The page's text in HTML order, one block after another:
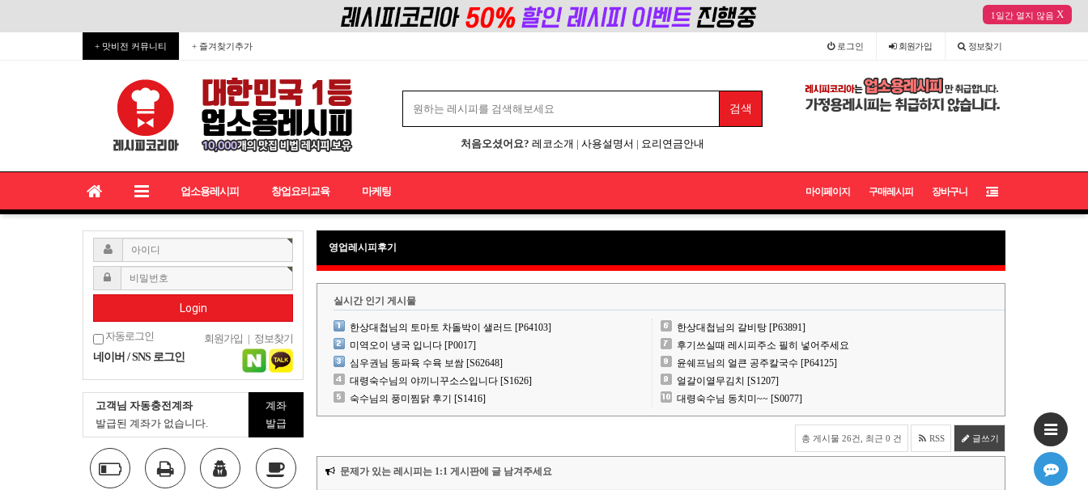
1일간 열지 않음 X
+ 맛비전 커뮤니티 + 즐겨찾기추가 로그인 회원가입 정보찾기
처음오셨어요? 레코소개 | 사용설명서 | 요리연금안내
마이페이지 구매레시피 장바구니
업소용레시피 창업요리교육 마케팅
Login
자동로그인 회원가입 | 정보찾기
네이버 / SNS 로그인
고객님 자동충전계좌
발급된 계좌가 없습니다.
계좌
발급
영업레시피후기
실시간 인기 게시물
한상대첩님의 토마토 차돌박이 샐러드 [P64103]
미역오이 냉국 입니다 [P0017]
심우권님 동파육 수육 보쌈 [S62648]
대령숙수님의 야끼니꾸소스입니다 [S1626]
숙수님의 풍미찜닭 후기 [S1416]
한상대첩님의 갈비탕 [P63891]
후기쓰실때 레시피주소 필히 넣어주세요
윤쉐프님의 얼큰 공주칼국수 [P64125]
얼갈이열무김치 [S1207]
대령숙수님 동치미~~ [S0077]
총 게시물 26건, 최근 0 건 RSS 글쓰기
문제가 있는 레시피는 1:1 게시판에 글 남겨주세요